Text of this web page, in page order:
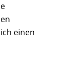
einen